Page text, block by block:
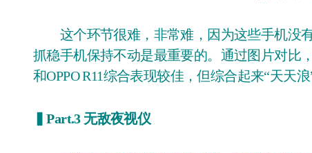
这个环节很难，非常难，因为这些手机没有
抓稳手机保持不动是最重要的。通过图片对比
和OPPO R11综合表现较佳，但综合起来“天天浪
▍Part.3 无敌夜视仪